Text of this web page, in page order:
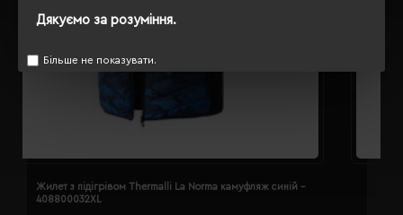
Дякуємо за розуміння.
Більше не показувати.
Жилет з підігрівом Thermalli La Norma камуфляж синій -
408800032XL